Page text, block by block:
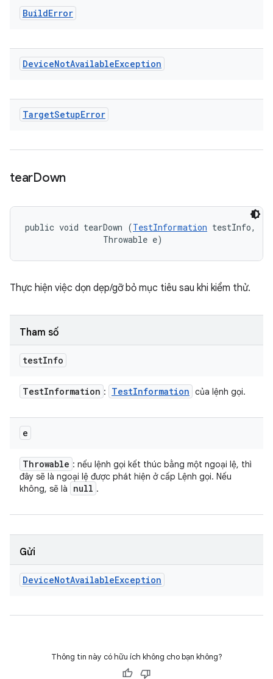
BuildError
DeviceNotAvailableException
TargetSetupError
tearDown
public void tearDown (TestInformation testInfo,
                Throwable e)
Thực hiện việc dọn dẹp/gỡ bỏ mục tiêu sau khi kiểm thử.
Tham số
testInfo
TestInformation : TestInformation của lệnh gọi.
e
Throwable : nếu lệnh gọi kết thúc bằng một ngoại lệ, thì
đây sẽ là ngoại lệ được phát hiện ở cấp Lệnh gọi. Nếu
không, sẽ là
null .
Gửi
DeviceNotAvailableException
Thông tin này có hữu ích không cho bạn không?